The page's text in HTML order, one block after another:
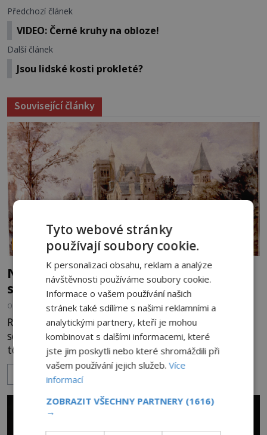
Předchozí článek
VIDEO: Černé kruhy na obloze!
Další článek
Jsou lidské kosti prokleté?
Související články
PARANORMÁLNÍ JEVY
Nešťastný duch oběšené milenky děsí
studentky
OD ADRIANA VOJTÍŠKOVÁ 8.8.2026 4.3TIS
Robert Jaffrey Christie prožívá složité období. Píše
se rok 1900 a právě skonal jeho otec, známý
továrník William Mellis Christie (1829–1900).
Smutná událost je ale doprovázena ohromným
dědictvím... Robertu připadne rodinné sídlo v
ta, na niž přijde Robert, by jen tak někoho
nenapadla. N
ZOBRAZIT VÍCE
Tyto webové stránky
používají soubory cookie.
K personalizaci obsahu, reklam a analýze
návštěvnosti používáme soubory cookie.
Informace o vašem používání našich
stránek také sdílíme s našimi reklamními a
analytickými partnery, kteří je mohou
kombinovat s dalšími informacemi, které
jste jim poskytli nebo které shromáždili při
vašem používání jejich služeb.Více
informací
ZOBRAZIT VŠECHNY PARTNERY (1616)
→